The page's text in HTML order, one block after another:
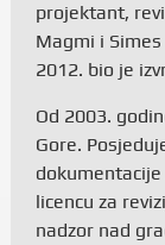
projektant,
Magmi i
2012. bio je
Od 2003.
Gore.
licencu za
nadzor nad